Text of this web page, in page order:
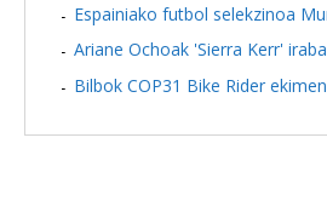
Espainiako futbol selekzinoa
Ariane Ochoak 'Sierra Kerr'
Bilbok COP31 Bike Rider